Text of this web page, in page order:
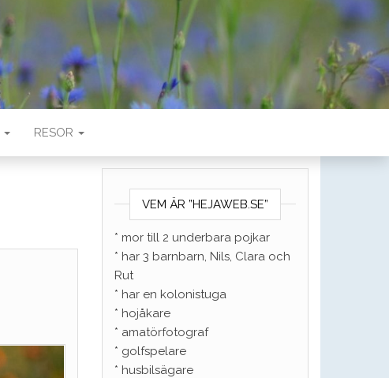
RESOR
VEM ÄR ”HEJAWEB.SE”
* mor till 2 underbara pojkar
* har 3 barnbarn, Nils, Clara och
Rut
* har en kolonistuga
* hojåkare
* amatörfotograf
* golfspelare
* husbilsägare